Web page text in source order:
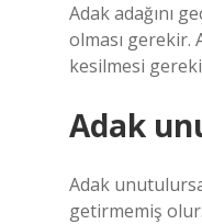
Adak adağını
olması gerekir.
kesilmesi
Adak
Adak
getirmemiş